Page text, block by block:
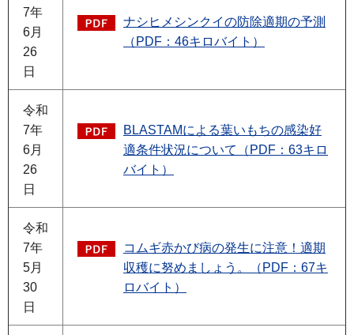
7年
6月
26
日
ナシヒメシンクイの防除適期の予測
（PDF：46キロバイト）
令和
7年
6月
26
日
BLASTAMによる葉いもちの感染好
適条件状況について（PDF：63キロ
バイト）
令和
7年
5月
30
日
コムギ赤かび病の発生に注意！適期
収穫に努めましょう。（PDF：67キ
ロバイト）